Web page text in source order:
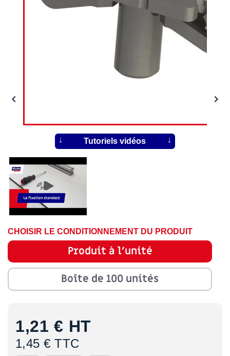
 
Tutoriels vidéos
CHOISIR LE CONDITIONNEMENT DU PRODUIT
Produit à l'unité
Boîte de 100 unités
1,21 € HT
1,45 € TTC